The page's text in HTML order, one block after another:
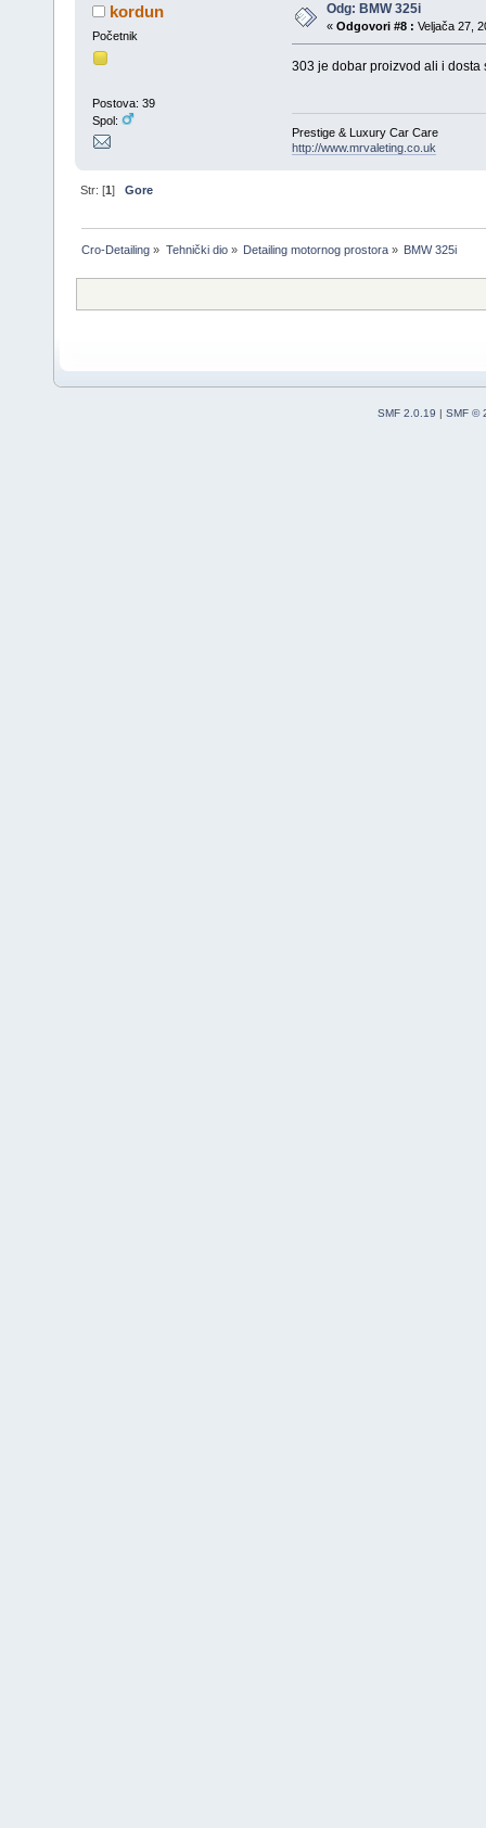
kordun
Početnik
Postova: 39
Spol:
Odg: BMW 325i
« Odgovori #8 : Veljača 27,
303 je dobar proizvod ali i
Prestige & Luxury Car Care
http://www.mrvaleting.co.uk
Str: [1]Gore
Cro-Detailing » Tehnički dio» Detailing motornog prostora» BMW 325i
SMF 2.0.19
SMF ©